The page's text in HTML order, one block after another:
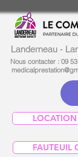
Landerneau -
Nous contacter : 09
FAUTEUIL